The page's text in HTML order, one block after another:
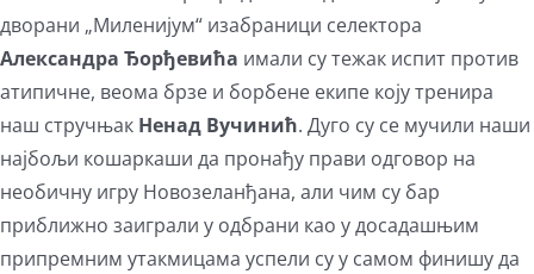
дворани „Миленијум“ изабраници селектора
Александра Ђорђевића имали су тежак испит против
атипичне, веома брзе и борбене екипе коју тренира
наш стручњак Ненад Вучинић. Дуго су се мучили наши
најбољи кошаркаши да пронађу прави одговор на
необичну игру Новозеланђана, али чим су бар
приближно заиграли у одбрани као у досадашњим
припремним утакмицама успели су у самом финишу да